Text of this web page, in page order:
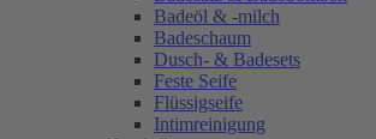
Badeöl & -milch
Badeschaum
Dusch- & Badesets
Feste Seife
Flüssigseife
Intimreinigung